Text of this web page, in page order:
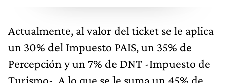
Actualmente, al valor del ticket se le aplica
un 30% del Impuesto PAIS, un 35% de
Percepción y un 7% de DNT -Impuesto de
Turismo-. A lo que se le suma un 45% de